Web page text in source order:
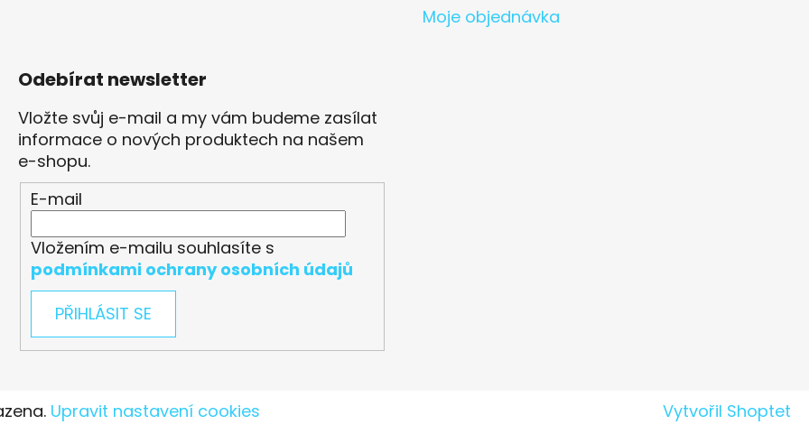
Moje objednávka
Odebírat newsletter
Vložte svůj e-mail a my vám budeme zasílat
informace o nových produktech na našem
e-shopu.
E-mail
Vložením e-mailu souhlasíte s
podmínkami ochrany osobních údajů
PŘIHLÁSIT SE
Vytvořil Shoptet
Upravit nastavení cookies